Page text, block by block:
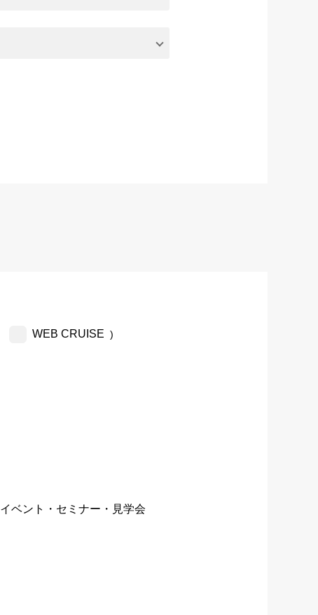
WEB CRUISE )
イベント・セミナー・見学会